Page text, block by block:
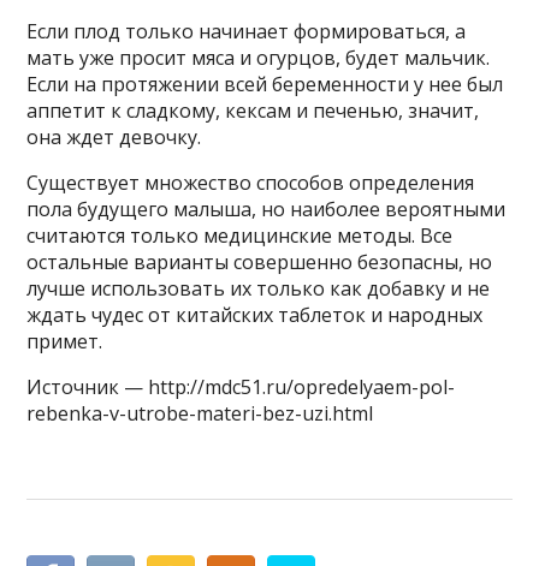
Если плод только начинает формироваться, а
мать уже просит мяса и огурцов, будет мальчик.
Если на протяжении всей беременности у нее был
аппетит к сладкому, кексам и печенью, значит,
она ждет девочку.
Существует множество способов определения
пола будущего малыша, но наиболее вероятными
считаются только медицинские методы. Все
остальные варианты совершенно безопасны, но
лучше использовать их только как добавку и не
ждать чудес от китайских таблеток и народных
примет.
Источник — http://mdc51.ru/opredelyaem-pol-
rebenka-v-utrobe-materi-bez-uzi.html